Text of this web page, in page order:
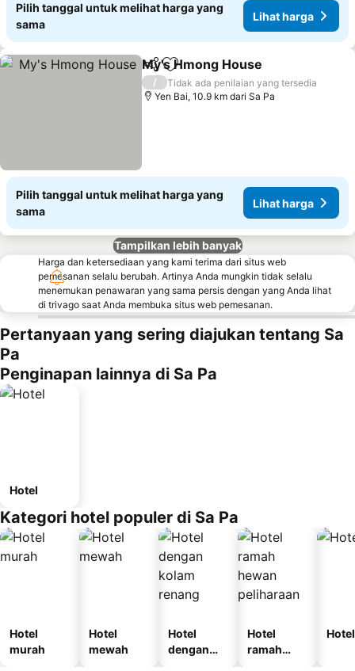
Pilih tanggal untuk melihat harga yang
sama
Lihat harga
BagikanTambahkan ke favorit
My's Hmong House
/
Tidak ada penilaian yang tersedia
Yen Bai, 10.9 km dari Sa Pa
Pilih tanggal untuk melihat harga yang
sama
Lihat harga
Tampilkan lebih banyak
Harga dan ketersediaan yang kami terima dari situs web
pemesanan selalu berubah. Artinya Anda mungkin tidak selalu
menemukan penawaran yang sama persis dengan yang Anda lihat
di trivago saat Anda membuka situs web pemesanan.
Pertanyaan yang sering diajukan tentang Sa
Pa
Penginapan lainnya di Sa Pa
Hotel
Kategori hotel populer di Sa Pa
Hotel
murah
Hotel
mewah
Hotel
dengan
Hotel
ramah